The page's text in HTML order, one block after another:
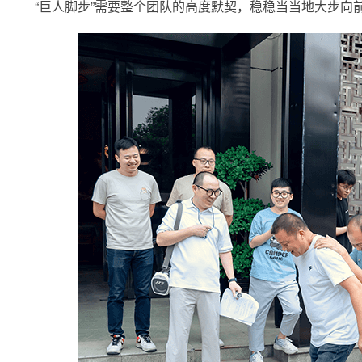
“巨人脚步”需要整个团队的高度默契，稳稳当当地大步向